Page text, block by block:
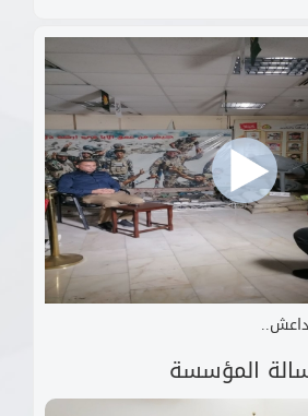
داعش..
المؤسسة